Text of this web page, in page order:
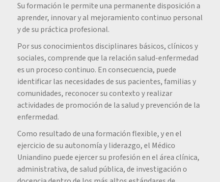
Su formación le permite una permanente disposición a
aprender, innovar y al mejoramiento continuo personal
y de su práctica profesional.
Por sus conocimientos disciplinares básicos, clínicos y
sociales, comprende que la relación salud-enfermedad
es un proceso continuo. En consecuencia, puede
identificar las necesidades de sus pacientes, familias y
comunidades, reconocer su contexto y realizar
actividades de promoción de la salud y prevención de la
enfermedad.
Como resultado de una formación flexible, y en el
ejercicio de su autonomía y liderazgo, el Médico
Uniandino puede ejercer su profesión en el área clínica,
administrativa, de salud pública, de investigación o